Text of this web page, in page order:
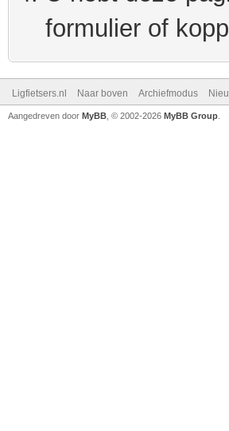
formulier of
Ligfietsers.nl Naar boven Archiefmodus
Aangedreven door MyBB , © 2002-2026 MyBB Group